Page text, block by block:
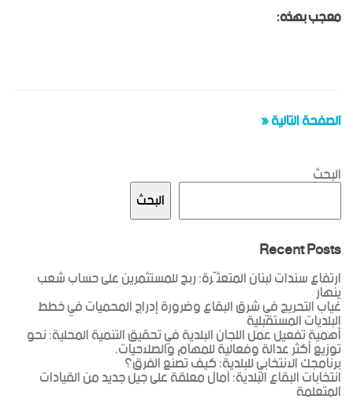
معجب بهذه:
الصفحة التالية «
البحث
البحث
Recent Posts
ارتفاع سندات لبنان المتعثّرة: ربح للمستثمرين على حساب شعب
ينهار
غياب التحريج في شرق البقاع وضرورة إدراج المحميات في خطط
البلديات المستقبلية
أهمية تفعيل عمل اللجان البلدية في تحقيق التنمية المحلية: نحو
توزيع أكثر عدالة وفعالية للمهام والصلاحيات.
برنامجك الانتخابي للبلدية: كيف تصنع الفرق؟
انتخابات البقاع البلدية: آمال معلقة على جيل جديد من القيادات
المتعلمة